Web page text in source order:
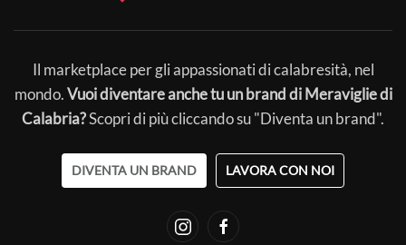
Il marketplace per gli appassionati di calabresità, nel
mondo.Vuoi diventare anche tu un brand di Meraviglie di
Calabria?Scopri di più cliccando su "Diventa un brand".
DIVENTA UN BRAND LAVORA CON NOI